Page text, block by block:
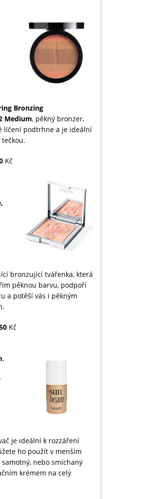
Bronzing
Medium, pěkný bronzer,
líčení podtrhne a je ideální
Kč
bronzující tvářenka, která
pěknou barvu, podpoří
a potěší vás i pěkným
Kč
,
je ideální k rozzáření
ho použít v menším
nebo smíchaný
krémem na celý